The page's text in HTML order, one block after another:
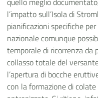
l’impatto sull’Isola di
pianificazioni specifiche
nazionale comunque
temporale di ricorrenza da
collasso totale del
l’apertura di bocche
con la formazione di